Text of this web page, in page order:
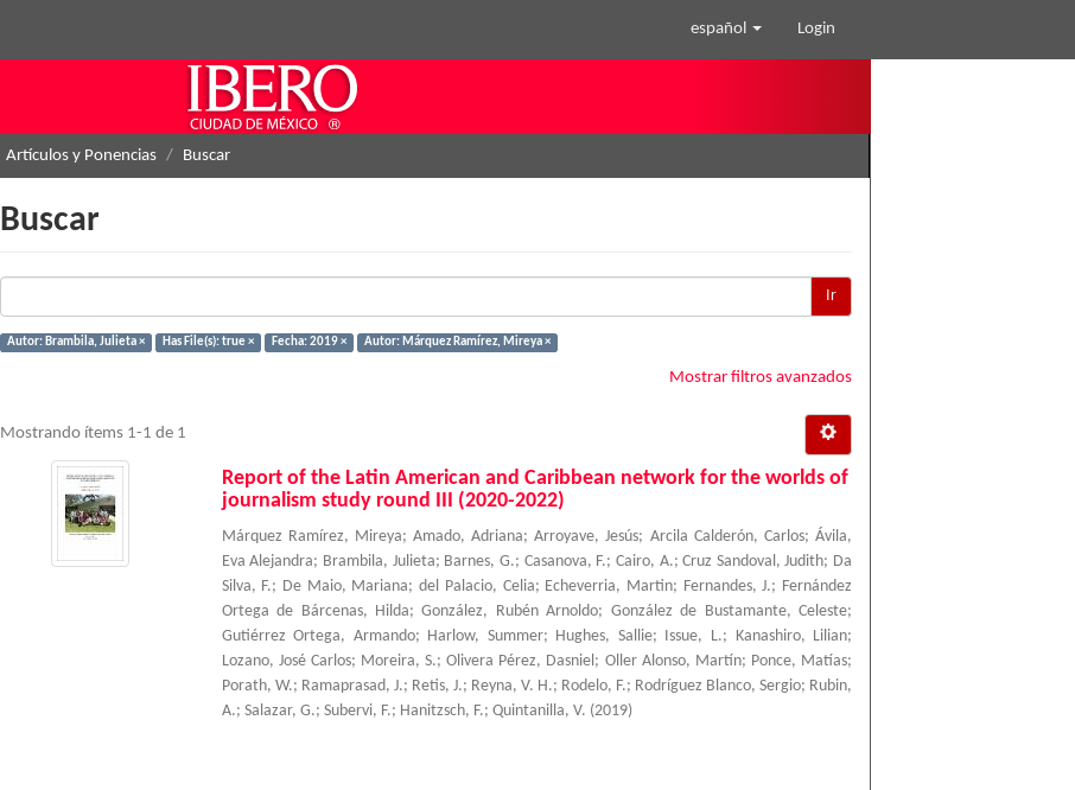
español Login
Artículos y Ponencias Buscar
Buscar
Ir
Autor: Brambila, Julieta × Has File(s): true × Fecha: 2019 × Autor: Márquez Ramírez, Mireya ×
Mostrar filtros avanzados
Mostrando ítems 1-1 de 1
Report of the Latin American and Caribbean network for the worlds of
journalism study round III (2020-2022)
Márquez Ramírez, Mireya;Amado, Adriana;Arroyave, Jesús; Arcila Calderón, Carlos;Ávila,
Eva Alejandra; Brambila, Julieta; Barnes, G.; Casanova, F.; Cairo, A.;Cruz Sandoval, Judith; Da
Silva, F.; De Maio, Mariana;del Palacio, Celia; Echeverria, Martin; Fernandes, J.;
Fernández
Ortega de Bárcenas, Hilda;González, Rubén Arnoldo; González de Bustamante, Celeste;
Gutiérrez Ortega, Armando; Harlow, Summer; Hughes, Sallie; Issue, L.; Kanashiro, Lilian;
Lozano, José Carlos; Moreira, S.;Olivera Pérez, Dasniel ; Oller Alonso, Martín; Ponce, Matías;
Porath, W.; Ramaprasad, J.; Retis, J.; Reyna, V. H.; Rodelo, F.; Rodríguez Blanco, Sergio; Rubin,
A.; Salazar, G.; Subervi, F.; Hanitzsch, F.; Quintanilla, V. (2019)